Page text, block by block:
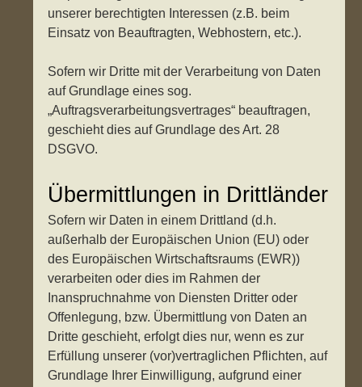
unserer berechtigten Interessen (z.B. beim
Einsatz von Beauftragten, Webhostern, etc.).
Sofern wir Dritte mit der Verarbeitung von Daten
auf Grundlage eines sog.
„Auftragsverarbeitungsvertrages“ beauftragen,
geschieht dies auf Grundlage des Art. 28
DSGVO.
Übermittlungen in Drittländer
Sofern wir Daten in einem Drittland (d.h.
außerhalb der Europäischen Union (EU) oder
des Europäischen Wirtschaftsraums (EWR))
verarbeiten oder dies im Rahmen der
Inanspruchnahme von Diensten Dritter oder
Offenlegung, bzw. Übermittlung von Daten an
Dritte geschieht, erfolgt dies nur, wenn es zur
Erfüllung unserer (vor)vertraglichen Pflichten, auf
Grundlage Ihrer Einwilligung, aufgrund einer